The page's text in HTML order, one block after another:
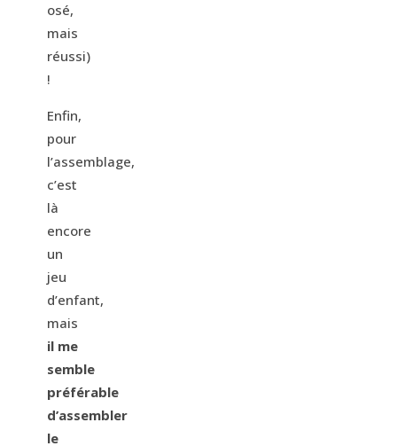
osé,
mais
réussi)
!
Enfin,
pour
l’assemblage,
c’est
là
encore
un
jeu
d’enfant,
mais
il me
semble
préférable
d’assembler
le